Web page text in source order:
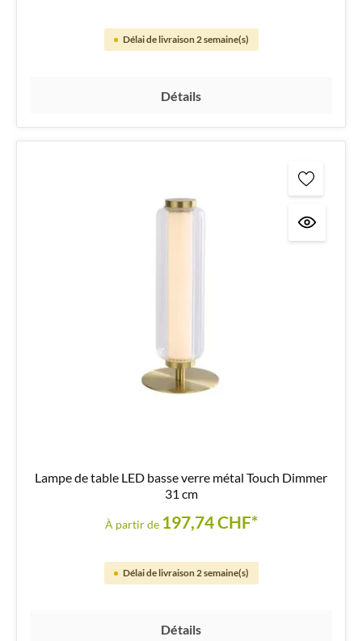
Délai de livraison 2 semaine(s)
Détails
Lampe de table LED basse verre métal Touch Dimmer
31 cm
À partir de 197,74 CHF*
Délai de livraison 2 semaine(s)
Détails